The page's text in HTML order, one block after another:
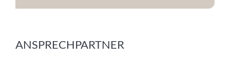
ANSPRECHPARTNER